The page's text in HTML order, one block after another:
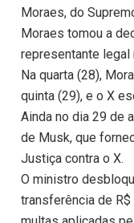
Moraes, do
Moraes tomou a
representante legal
Na quarta (28),
quinta (29), e o X
Ainda no dia 29 de
de Musk, que
Justiça contra o X.
O ministro
transferência de